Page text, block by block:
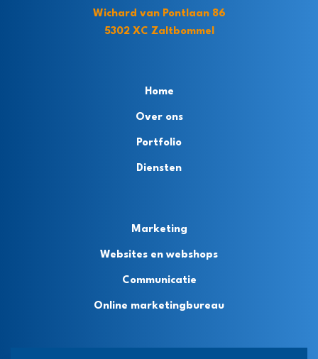
Wichard van Pontlaan 86
5302 XC Zaltbommel
Home
Over ons
Portfolio
Diensten
Marketing
Websites en webshops
Communicatie
Online marketingbureau